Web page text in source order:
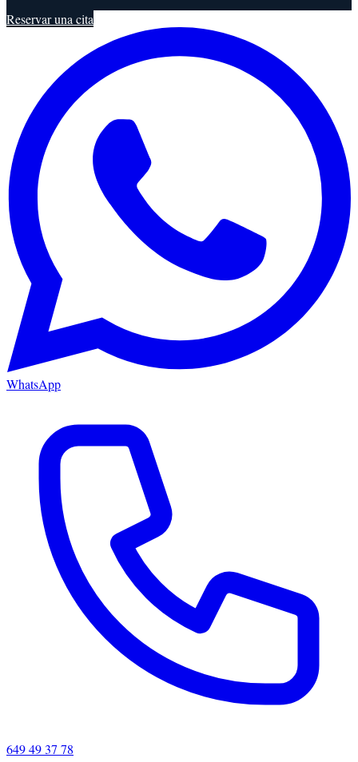
Reservar una cita
WhatsApp
649 49 37 78